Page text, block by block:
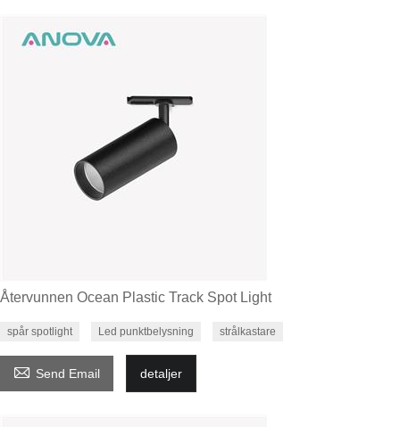
Återvunnen Ocean Plastic Track Spot Light
spår spotlight Led punktbelysning strålkastare
 Send Email detaljer